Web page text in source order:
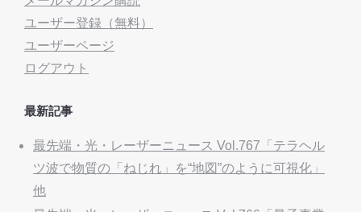
ユーザー登録（無料）
ユーザーページ
ログアウト
最新記事
最先端・光・レーザーニュース Vol.767「テラヘル
ツ波で物質の「ねじれ」を“地図”のように可視化」
他